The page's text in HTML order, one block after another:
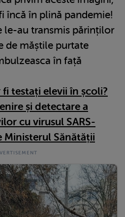
încă în plină pandemie!
le-au transmis părinților
de măștile purtate
în față
testați elevii în școli?
și detectare a
cu virusul SARS-
Ministerul Sănătății